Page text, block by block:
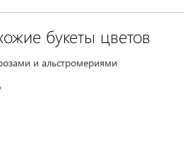
букеты цветов